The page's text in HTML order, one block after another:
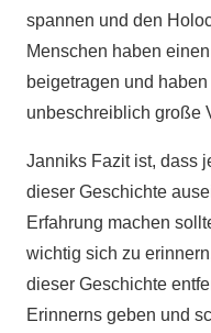
spannen und den
Menschen haben
beigetragen und
unbeschreiblich große
Janniks Fazit ist, dass
dieser Geschichte
Erfahrung machen
wichtig sich zu
dieser Geschichte
Erinnerns geben und